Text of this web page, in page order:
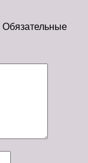
Обязательные